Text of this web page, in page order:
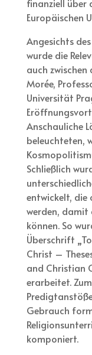
finanziell über
Europäischen
Angesichts
wurde die
auch zwischen
Morée,
Universität
Anschauliche
beleuchteten,
Schließlich
entwickelt, die
werden,
können. So
Überschrift
Christ –
and Christian
erarbeitet.
Gebrauch
komponiert.